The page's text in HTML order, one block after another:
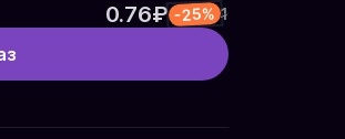
0.76₽ -25% 1